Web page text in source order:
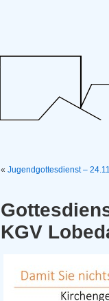
« Jugendgottesdienst –
KGV